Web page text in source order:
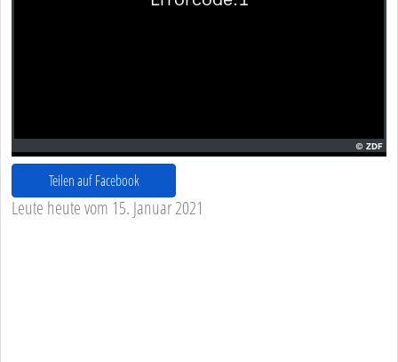
Teilen auf Facebook
Leute heute vom 15. Januar 2021